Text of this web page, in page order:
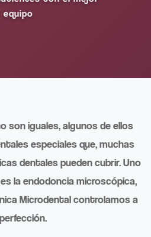
equipo
son iguales, algunos de ellos
especiales que, muchas
dentales pueden cubrir. Uno
la endodoncia microscópica,
Microdental controlamos a